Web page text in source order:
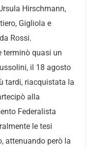
Hirschmann,
Gigliola e
Rossi.
terminò quasi un
il 18 agosto
tardi, riacquistata la
alla
Federalista
le tesi
attenuando però la